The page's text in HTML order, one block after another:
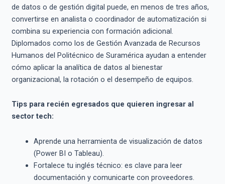
de datos o de gestión digital puede, en menos de tres años,
convertirse en analista o coordinador de automatización si
combina su experiencia con formación adicional.
Diplomados como los de Gestión Avanzada de Recursos
Humanos del Politécnico de Suramérica ayudan a entender
cómo aplicar la analítica de datos al bienestar
organizacional, la rotación o el desempeño de equipos.
Tips para recién egresados que quieren ingresar al
sector tech:
Aprende una herramienta de visualización de datos
(Power BI o Tableau).
Fortalece tu inglés técnico: es clave para leer
documentación y comunicarte con proveedores.